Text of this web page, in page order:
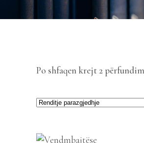
Po shfaqen krejt 2